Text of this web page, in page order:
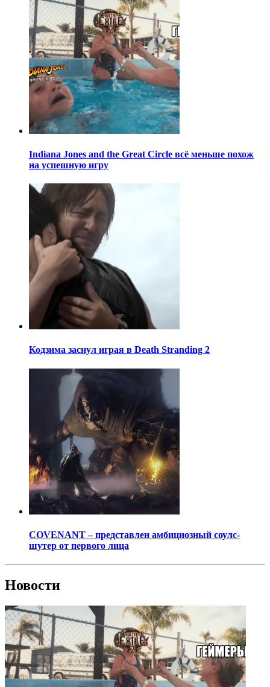
Indiana Jones and the Great Circle всё меньше похож
на успешную игру
Кодзима заснул играя в Death Stranding 2
COVENANT – представлен амбициозный соулс-
шутер от первого лица
Новости